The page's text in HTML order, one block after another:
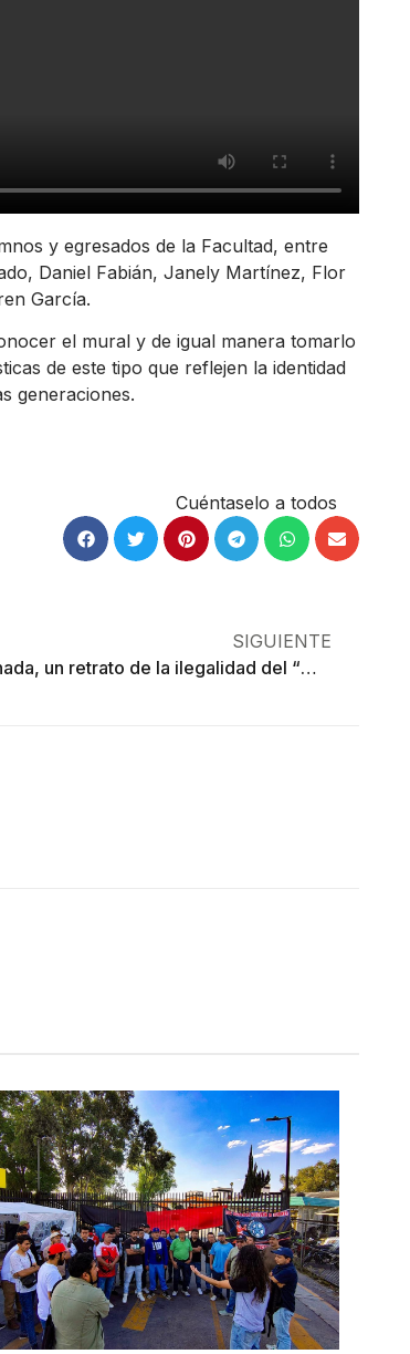
y egresados de la Facultad, entre
Daniel Fabián, Janely Martínez, Flor
García.
el mural y de igual manera tomarlo
de este tipo que reflejen la identidad
generaciones.
Cuéntaselo a todos
SIGUIENTE
Corazonada, un retrato de la ilegalidad del “mexican dream”